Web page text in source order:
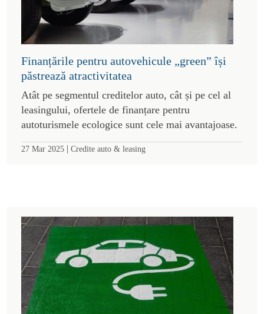
Finanțările pentru autovehicule „green” își
păstrează atractivitatea
Atât pe segmentul creditelor auto, cât și pe cel al
leasingului, ofertele de finanțare pentru
autoturismele ecologice sunt cele mai avantajoase.
27 Mar 2025 | Credite auto & leasing